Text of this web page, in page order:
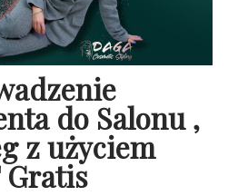
do Salonu ,
z użyciem
Gratis